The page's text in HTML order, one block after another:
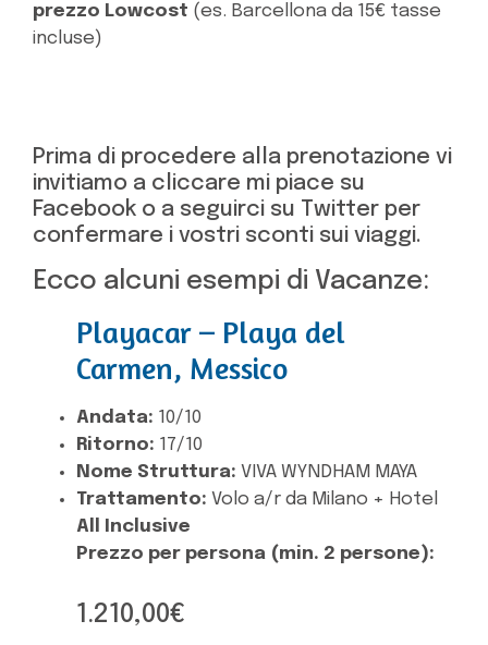
prezzo Lowcost (es. Barcellona da 15€ tasse
incluse)
Prima di procedere alla prenotazione vi
invitiamo a cliccare mi piace su
Facebook o a seguirci su Twitter per
confermare i vostri sconti sui viaggi.
Ecco alcuni esempi di Vacanze:
Playacar – Playa del
Carmen, Messico
Andata: 10/10
Ritorno: 17/10
Nome Struttura: VIVA WYNDHAM MAYA
Trattamento: Volo a/r da Milano + Hotel
All Inclusive
Prezzo per persona (min. 2 persone):
1.210,00€